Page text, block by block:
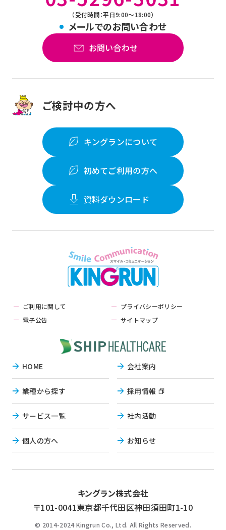
（受付時間：平日9:00～18:00）
メールでのお問い合わせ
お問い合わせ
ご検討中の方へ
キングランについて
初めてご利用の方へ
資料ダウンロード
ご利用に関して
プライバシーポリシー
電子公告
サイトマップ
HOME
業種から探す
サービス一覧
個人の方へ
会社案内
採用情報
社内活動
お知らせ
キングラン株式会社
〒101-0041東京都千代田区神田須田町1-10
© 2014-2024 Kingrun Co., Ltd. All Rights Reserved.